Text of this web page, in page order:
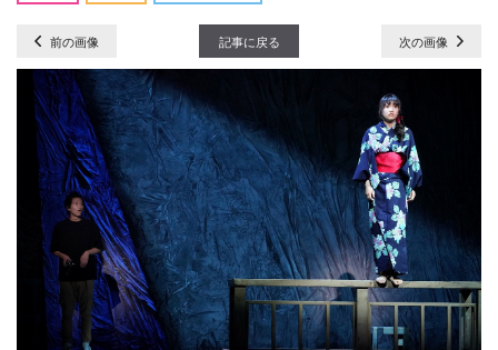
前の画像 記事に戻る 次の画像